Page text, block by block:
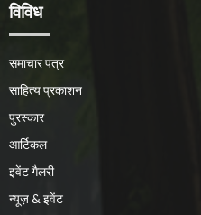
विविध
समाचार पत्र
साहित्य प्रकाशन
पुरस्कार
आर्टिकल
इवेंट गैलरी
न्यूज़ & इवेंट